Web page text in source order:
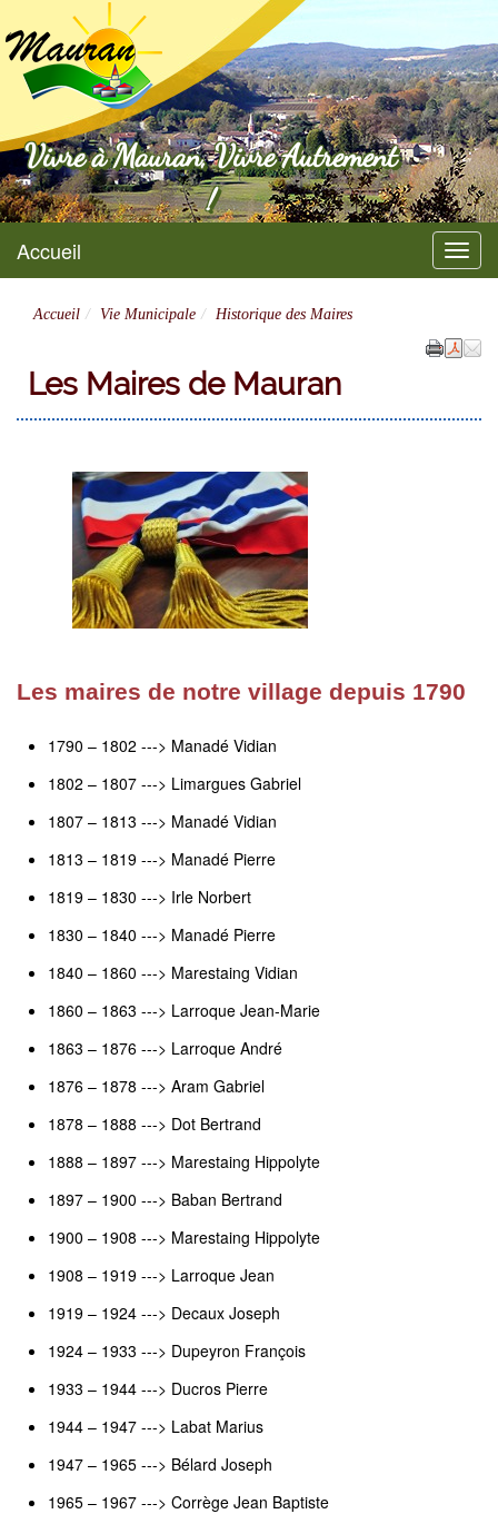
Mauran
Vivre à Mauran, Vivre Autrement
!
Menu
Accueil
Accueil Vie Municipale Historique des Maires
Les Maires de Mauran
Les maires de notre village depuis 1790
1790 – 1802 ---> Manadé Vidian
1802 – 1807 ---> Limargues Gabriel
1807 – 1813 ---> Manadé Vidian
1813 – 1819 ---> Manadé Pierre
1819 – 1830 ---> Irle Norbert
1830 – 1840 ---> Manadé Pierre
1840 – 1860 ---> Marestaing Vidian
1860 – 1863 ---> Larroque Jean-Marie
1863 – 1876 ---> Larroque André
1876 – 1878 ---> Aram Gabriel
1878 – 1888 ---> Dot Bertrand
1888 – 1897 ---> Marestaing Hippolyte
1897 – 1900 ---> Baban Bertrand
1900 – 1908 ---> Marestaing Hippolyte
1908 – 1919 ---> Larroque Jean
1919 – 1924 ---> Decaux Joseph
1924 – 1933 ---> Dupeyron François
1933 – 1944 ---> Ducros Pierre
1944 – 1947 ---> Labat Marius
1947 – 1965 ---> Bélard Joseph
1965 – 1967 ---> Corrège Jean Baptiste